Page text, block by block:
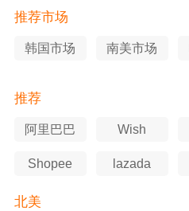
推荐市场
韩国市场 南美市场
推荐
阿里巴巴 Wish
Shopee lazada
北美